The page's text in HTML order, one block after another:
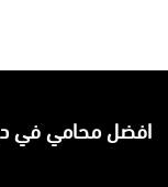
افضل محامي في